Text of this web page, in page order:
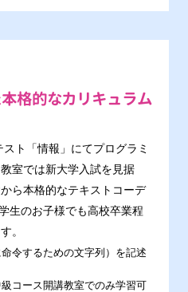
格的なカリキュラム
ト「情報」にてプログラミ
室では新大学入試を見据
ら本格的なテキストコーデ
生のお子様でも高校卒業程
。
令するための文字列）を記述
コース開講教室でのみ学習可